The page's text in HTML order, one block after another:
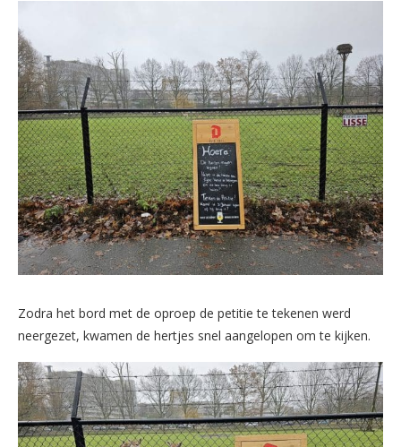
Zodra het bord met de oproep de petitie te tekenen werd
neergezet, kwamen de hertjes snel aangelopen om te kijken.